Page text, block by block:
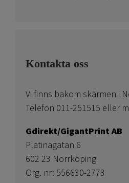
Kontakta oss
Vi finns bakom skärmen i
Telefon 011-251515 eller
Gdirekt/GigantPrint AB
Platinagatan 6
602 23 Norrköping
Org. nr: 556630-2773